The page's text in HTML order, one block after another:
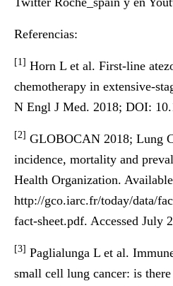
Referencias:
[1] Horn L et al. First-line
chemotherapy in extensive-
N Engl J Med. 2018; DOI:
[2] GLOBOCAN 2018; Lung
incidence, mortality and
Health Organization.
http://gco.iarc.fr/today/data/
fact-sheet.pdf. Accessed July
[3] Paglialunga L et al.
small cell lung cancer: is